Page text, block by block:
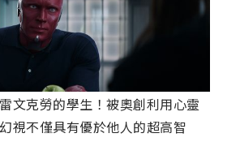
克勞的學生！被奧創利用心靈
視不僅具有優於他人的超高智